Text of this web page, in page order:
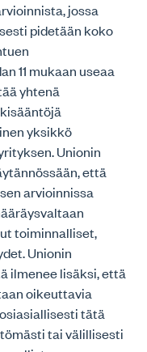
jossa
pidetään koko
11 mukaan useaa
yhtenä
yksikkö
Unionin
että
arvioinnissa
toiminnalliset,
Unionin
ilmenee lisäksi, että
oikeuttavia
tätä
tai välillisesti